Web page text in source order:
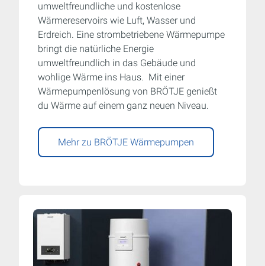
umweltfreundliche und kostenlose
Wärmereservoirs wie Luft, Wasser und
Erdreich. Eine strombetriebene Wärmepumpe
bringt die natürliche Energie
umweltfreundlich in das Gebäude und
wohlige Wärme ins Haus. Mit einer
Wärmepumpenlösung von BRÖTJE genießt
du Wärme auf einem ganz neuen Niveau.
Mehr zu BRÖTJE Wärmepumpen